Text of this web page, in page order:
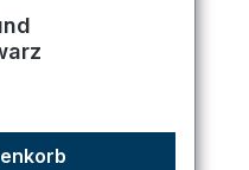
von 5 von 5 Sternen